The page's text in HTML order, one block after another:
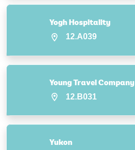
Yogh Hospitality
12.A039
Young Travel Company
12.B031
Yukon